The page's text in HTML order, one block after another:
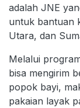
adalah JNE
untuk bantuan
Utara, dan
Melalui
bisa mengirim
popok bayi,
pakaian layak